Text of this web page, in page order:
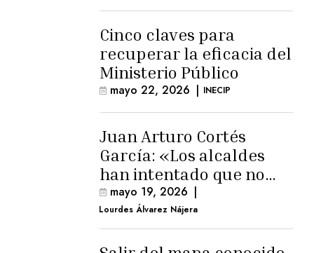
Cinco claves para
recuperar la eficacia del
Ministerio Público
mayo 22, 2026 | INECIP
Juan Arturo Cortés
García: «Los alcaldes
han intentado que no
exista el terreno
comunal»
mayo 19, 2026 |
Lourdes Álvarez Nájera